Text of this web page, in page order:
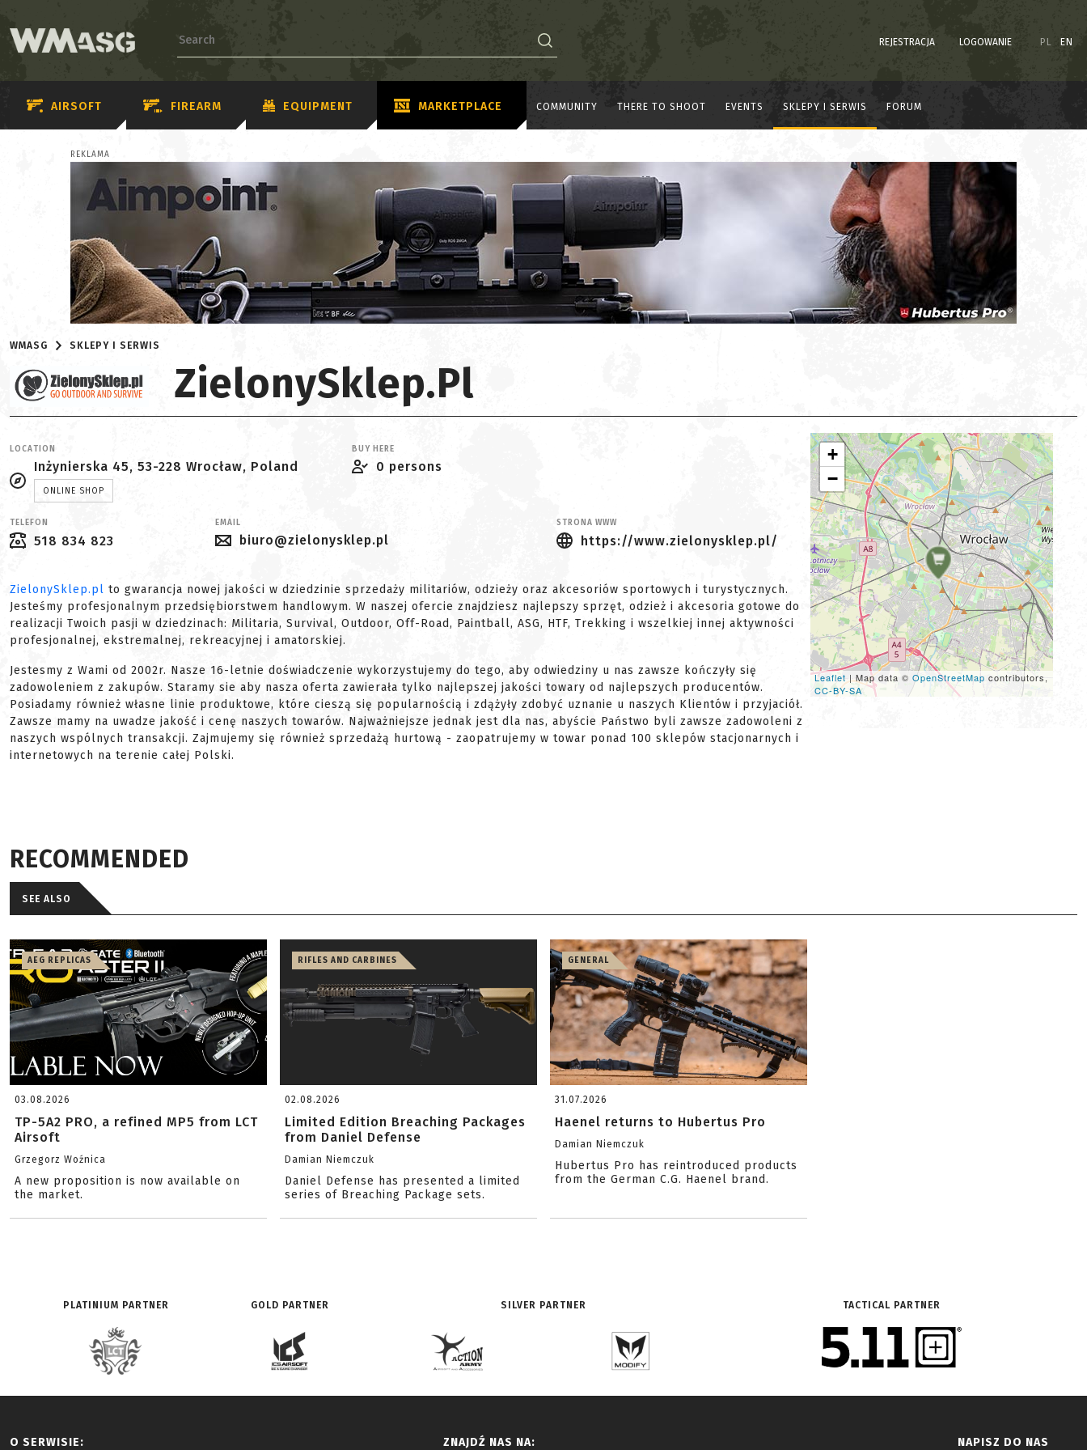
REJESTRACJA LOGOWANIE PL EN
AIRSOFT FIREARM EQUIPMENT MARKETPLACE COMMUNITY THERE TO SHOOT EVENTS SKLEPY I SERWIS FORUM
REKLAMA
WMASG SKLEPY I SERWIS
ZielonySklep.pl
LOCATION
Inżynierska 45, 53-228 Wrocław, Poland
ONLINE SHOP
BUY HERE
0 persons
TELEFON
518 834 823
EMAIL
biuro@zielonysklep.pl
STRONA WWW
https://www.zielonysklep.pl/
ZielonySklep.pl to gwarancja nowej jakości w dziedzinie sprzedaży militariów, odzieży oraz akcesoriów sportowych i turystycznych.
Jesteśmy profesjonalnym przedsiębiorstwem handlowym. W naszej ofercie znajdziesz najlepszy sprzęt, odzież i akcesoria gotowe do
realizacji Twoich pasji w dziedzinach: Militaria, Survival, Outdoor, Off-Road, Paintball, ASG, HTF, Trekking i wszelkiej innej aktywności
profesjonalnej, ekstremalnej, rekreacyjnej i amatorskiej.
Jestesmy z Wami od 2002r. Nasze 16-letnie doświadczenie wykorzystujemy do tego, aby odwiedziny u nas zawsze kończyły się
zadowoleniem z zakupów. Staramy sie aby nasza oferta zawierała tylko najlepszej jakości towary od najlepszych producentów.
Posiadamy również własne linie produktowe, które cieszą się popularnością i zdążyły zdobyć uznanie u naszych Klientów i przyjaciół.
Zawsze mamy na uwadze jakość i cenę naszych towarów. Najważniejsze jednak jest dla nas, abyście Państwo byli zawsze zadowoleni z
naszych wspólnych transakcji. Zajmujemy się również sprzedażą hurtową - zaopatrujemy w towar ponad 100 sklepów stacjonarnych i
internetowych na terenie całej Polski.
+
−
Leaflet | Map data © OpenStreetMap contributors,
CC-BY-SA
RECOMMENDED
SEE ALSO
AEG REPLICAS
03.08.2026
TP-5A2 PRO, a refined MP5 from LCT
Airsoft
Grzegorz Woźnica
A new proposition is now available on
the market.
RIFLES AND CARBINES
02.08.2026
Limited Edition Breaching Packages
from Daniel Defense
Damian Niemczuk
Daniel Defense has presented a limited
series of Breaching Package sets.
GENERAL
31.07.2026
Haenel returns to Hubertus Pro
Damian Niemczuk
Hubertus Pro has reintroduced products
from the German C.G. Haenel brand.
PLATINIUM PARTNER GOLD PARTNER SILVER PARTNER TACTICAL PARTNER
O SERWISIE: ZNAJDŹ NAS NA: NAPISZ DO NAS